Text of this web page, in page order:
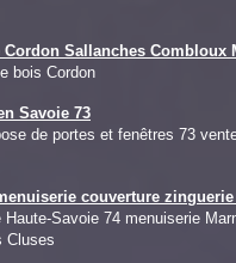
Sallanches Combloux
bois Cordon
Savoie 73
de portes et fenêtres 73
couverture
Savoie 74 menuiserie
Cluses